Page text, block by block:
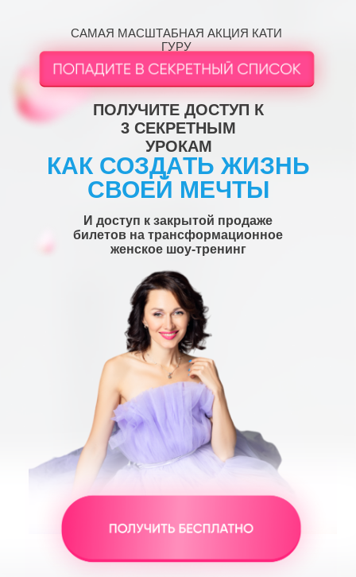
КАК СОЗДАТЬ ЖИЗНЬ
СВОЕЙ МЕЧТЫ
ПОЛУЧИТЕ ДОСТУП К
3 СЕКРЕТНЫМ
УРОКАМ
И доступ к закрытой продаже
билетов на трансформационное
женское шоу-тренинг
САМАЯ МАСШТАБНАЯ АКЦИЯ КАТИ
ГУРУ